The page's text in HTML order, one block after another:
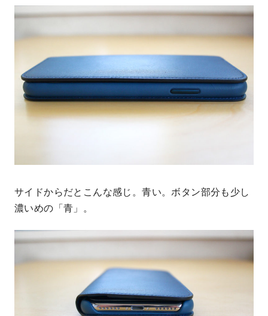
サイドからだとこんな感じ。青い。ボタン部分も少し
濃いめの「青」。